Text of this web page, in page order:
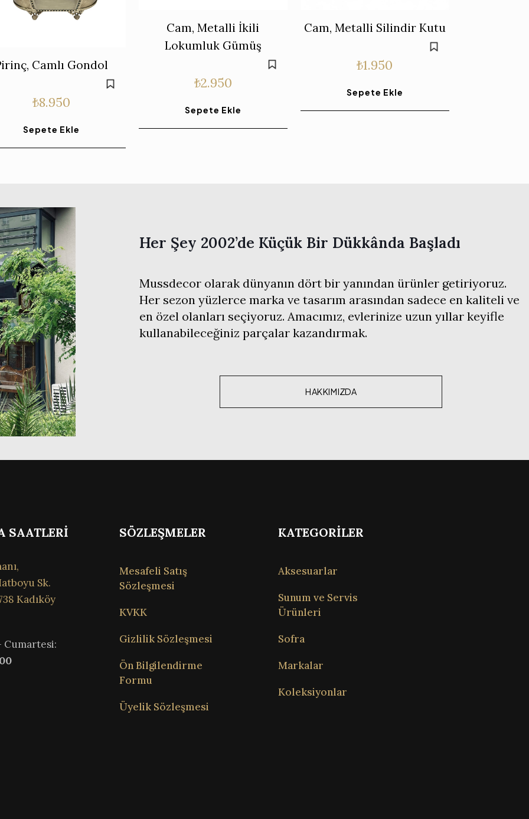
Camlı Gondol
₺8.950
Sepete Ekle
Cam, Metalli İkili
Lokumluk Gümüş
₺2.950
Sepete Ekle
Cam, Metalli Silindir Kutu
₺1.950
Sepete Ekle
Her Şey 2002’de Küçük Bir Dükkânda Başladı
Mussdecor olarak dünyanın dört bir yanından ürünler getiriyoruz.
Her sezon yüzlerce marka ve tasarım arasından sadece en kaliteli ve
en özel olanları seçiyoruz. Amacımız, evlerinize uzun yıllar keyifle
kullanabileceğiniz parçalar kazandırmak.
HAKKIMIZDA
SAATLERİ
Sk.
Kadıköy
Cumartesi:
SÖZLEŞMELER
Mesafeli Satış
Sözleşmesi
KVKK
Gizlilik Sözleşmesi
Ön Bilgilendirme
Formu
Üyelik Sözleşmesi
KATEGORİLER
Aksesuarlar
Sunum ve Servis
Ürünleri
Sofra
Markalar
Koleksiyonlar